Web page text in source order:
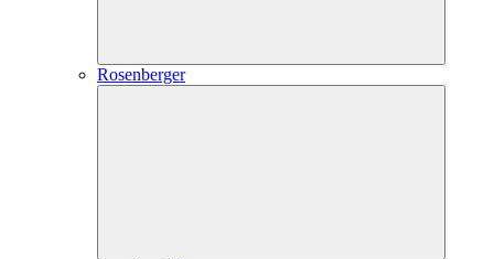
Rosenberger